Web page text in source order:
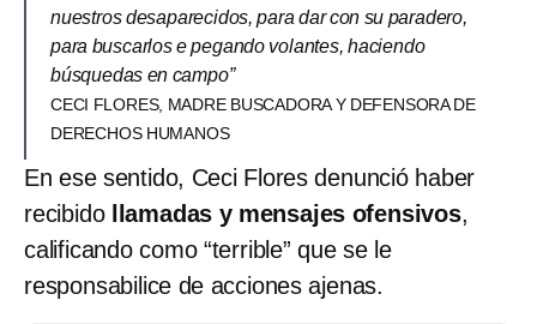
nuestros desaparecidos, para dar con su paradero,
para buscarlos e pegando volantes, haciendo
búsquedas en campo”
CECI FLORES, MADRE BUSCADORA Y DEFENSORA DE
DERECHOS HUMANOS
En ese sentido, Ceci Flores denunció haber
recibidollamadas y mensajes ofensivos,
calificando como “terrible” que se le
responsabilice de acciones ajenas.